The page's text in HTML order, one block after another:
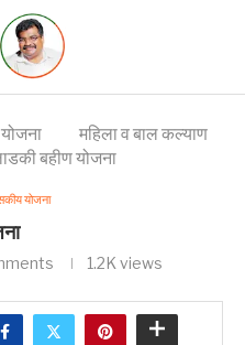
महिला व बाल कल्याण
बहीण योजना
योजना
1.2K views